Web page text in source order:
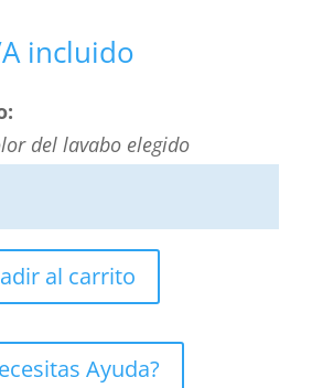
incluido
del lavabo elegido
al carrito
Ayuda?